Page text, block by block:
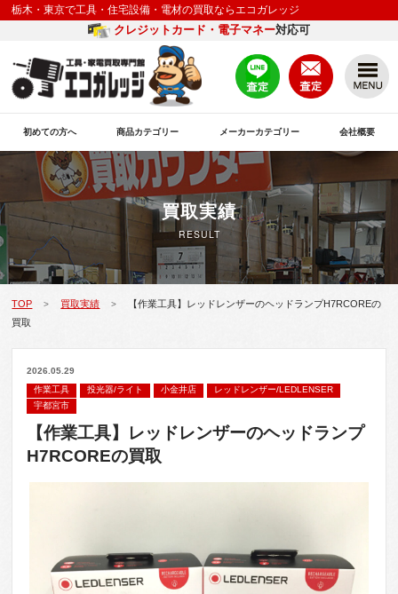
栃木・東京で工具・住宅設備・電材の買取ならエコガレッジ
クレジットカード・電子マネー対応可
初めての方へ 商品カテゴリー メーカーカテゴリー 会社概要
買取実績
RESULT
TOP > 買取実績 >
【作業工具】レッドレンザーのヘッドランプH7RCOREの
買取
2026.05.29
作業工具
投光器/ライト 小金井店
レッドレンザー/LEDLENSER
宇都宮市
【作業工具】レッドレンザーのヘッドランプ
H7RCOREの買取